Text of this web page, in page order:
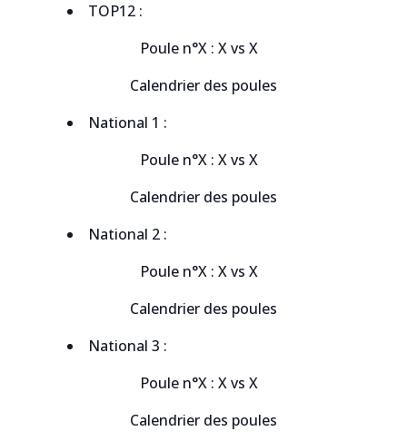
TOP12 :
Poule n°X : X vs X
Calendrier des poules
National 1 :
Poule n°X : X vs X
Calendrier des poules
National 2 :
Poule n°X : X vs X
Calendrier des poules
National 3 :
Poule n°X : X vs X
Calendrier des poules